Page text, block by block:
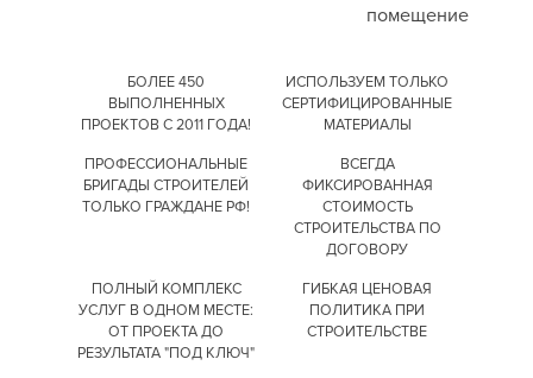
помещение
БОЛЕЕ 450
ВЫПОЛНЕННЫХ
ПРОЕКТОВ С 2011 ГОДА!
ИСПОЛЬЗУЕМ ТОЛЬКО
СЕРТИФИЦИРОВАННЫЕ
МАТЕРИАЛЫ
ПРОФЕССИОНАЛЬНЫЕ
БРИГАДЫ СТРОИТЕЛЕЙ
ТОЛЬКО ГРАЖДАНЕ РФ!
ВСЕГДА
ФИКСИРОВАННАЯ
СТОИМОСТЬ
СТРОИТЕЛЬСТВАПО
ДОГОВОРУ
ПОЛНЫЙ КОМПЛЕКС
УСЛУГ В ОДНОМ МЕСТЕ:
ОТ ПРОЕКТАДО
РЕЗУЛЬТАТА "ПОД КЛЮЧ"
ГИБКАЯ ЦЕНОВАЯ
ПОЛИТИКА ПРИ
СТРОИТЕЛЬСТВЕ